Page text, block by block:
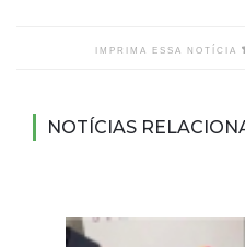
IMPRIMA ESSA NOTÍCIA
NOTÍCIAS